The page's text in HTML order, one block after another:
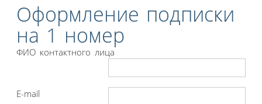
Оформление подписки
на 1 номер
ФИО контактного лица
E-mail